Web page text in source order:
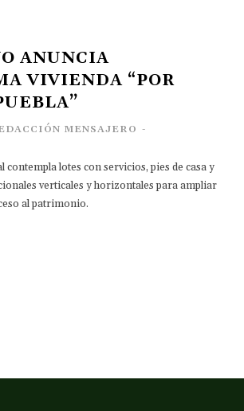
ANUNCIA
VIVIENDA “POR
MENSAJERO -
contempla lotes con servicios, pies de casa y
verticales y horizontales para ampliar
al patrimonio.